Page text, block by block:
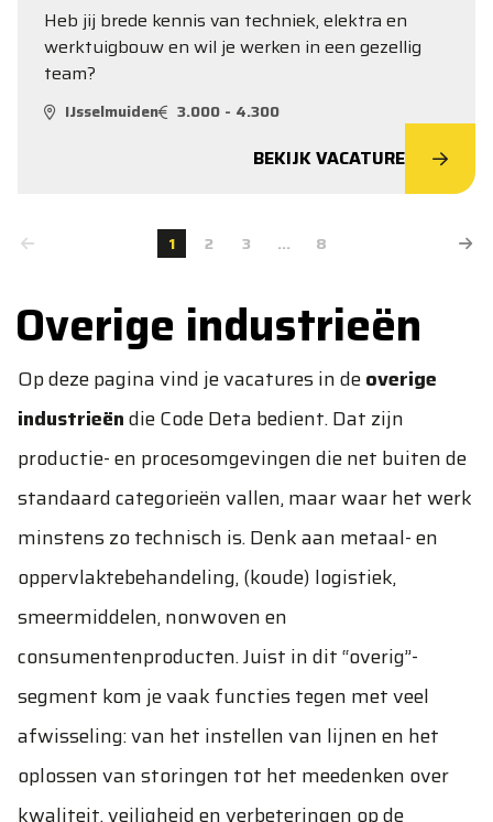
Heb jij brede kennis van techniek, elektra en
werktuigbouw en wil je werken in een gezellig
team?
IJsselmuiden 3.000 - 4.300
BEKIJK VACATURE
1 2 3 ... 8
Overige industrieën
Op deze pagina vind je vacatures in deoverige
industrieëndie Code Deta bedient. Dat zijn
productie- en procesomgevingen die net buiten de
standaard categorieën vallen, maar waar het werk
minstens zo technisch is. Denk aan metaal- en
oppervlaktebehandeling, (koude) logistiek,
smeermiddelen, nonwoven en
consumentenproducten. Juist in dit “overig”-
segment kom je vaak functies tegen met veel
afwisseling: van het instellen van lijnen en het
oplossen van storingen tot het meedenken over
kwaliteit, veiligheid en verbeteringen op de